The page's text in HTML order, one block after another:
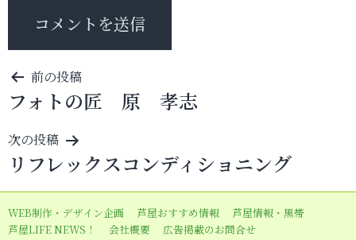
投
稿
ナ
ビ
ゲ
ー
シ
前の投稿
フォトの匠 原 孝志
次の投稿
リフレックスコンディショニング
WEB制作・デザイン企画 芦屋おすすめ情報
芦屋情報・黒帯
芦屋LIFE NEWS！
会社概要 広告掲載のお問合せ